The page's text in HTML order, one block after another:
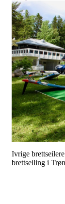
Ivrige
brettseiling i